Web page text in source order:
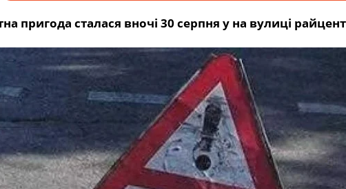
пригода сталася вночі 30 серпня у на вулиці